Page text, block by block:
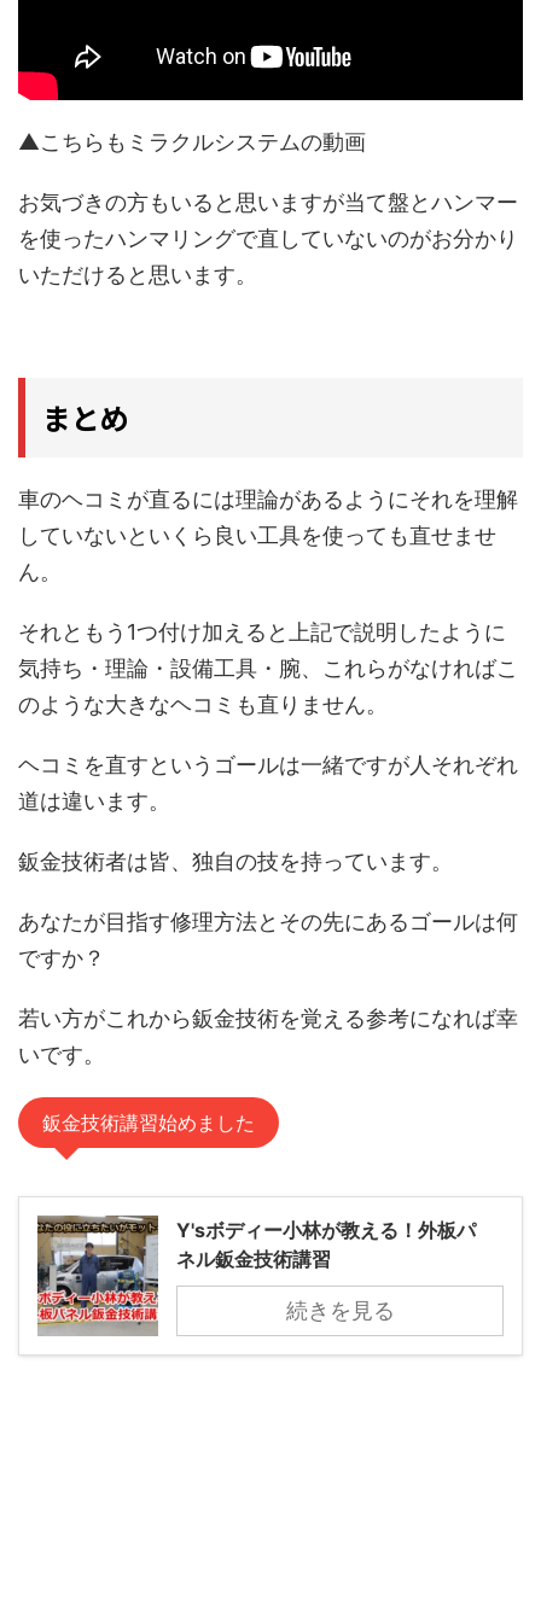
▲こちらもミラクルシステムの動画
お気づきの方もいると思いますが当て盤とハンマー
を使ったハンマリングで直していないのがお分かり
いただけると思います。
まとめ
車のヘコミが直るには理論があるようにそれを理解
していないといくら良い工具を使っても直せませ
ん。
それともう1つ付け加えると上記で説明したように
気持ち・理論・設備工具・腕、これらがなければこ
のような大きなヘコミも直りません。
ヘコミを直すというゴールは一緒ですが人それぞれ
道は違います。
鈑金技術者は皆、独自の技を持っています。
あなたが目指す修理方法とその先にあるゴールは何
ですか？
若い方がこれから鈑金技術を覚える参考になれば幸
いです。
鈑金技術講習始めました
Y'sボディー小林が教える！外板パ
ネル鈑金技術講習
続きを見る